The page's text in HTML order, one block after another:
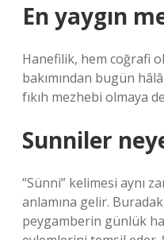
En yaygın
Hanefilik, hem coğrafi
bakımından bugün
fıkıh mezhebi olmaya
Sunniler
“Sünni” kelimesi aynı
anlamına gelir.
peygamberin günlük